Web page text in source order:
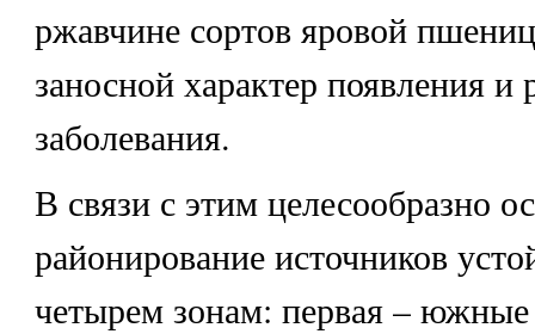
ржавчине сортов яровой
заносной характер появления и
заболевания.
В связи с этим целесообразно
районирование источников
четырем зонам: первая –